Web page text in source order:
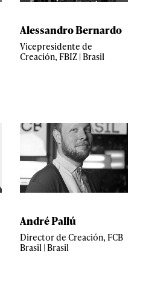
Alessandro Bernardo
Vicepresidente de
Creación, FBIZ | Brasil
André Pallú
Director de Creación, FCB
Brasil | Brasil